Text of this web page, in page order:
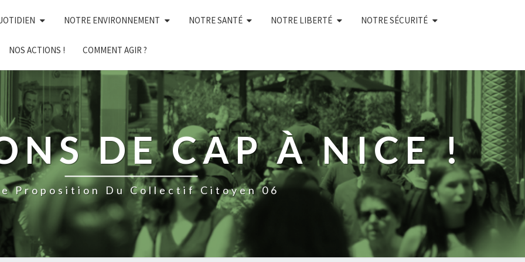
NOTRE ENVIRONNEMENT NOTRE SANTÉ NOTRE LIBERTÉ NOTRE SÉCURITÉ
NOS ACTIONS ! COMMENT AGIR ?
DE CAP À NICE !
Proposition Du Collectif Citoyen 06